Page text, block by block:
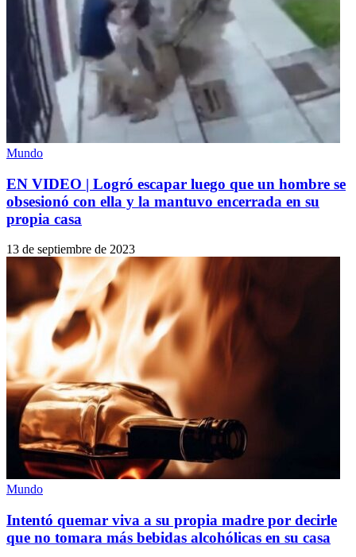
Mundo
EN VIDEO | Logró escapar luego que un hombre se
obsesionó con ella y la mantuvo encerrada en su
propia casa
13 de septiembre de 2023
Mundo
Intentó quemar viva a su propia madre por decirle
que no tomara más bebidas alcohólicas en su casa